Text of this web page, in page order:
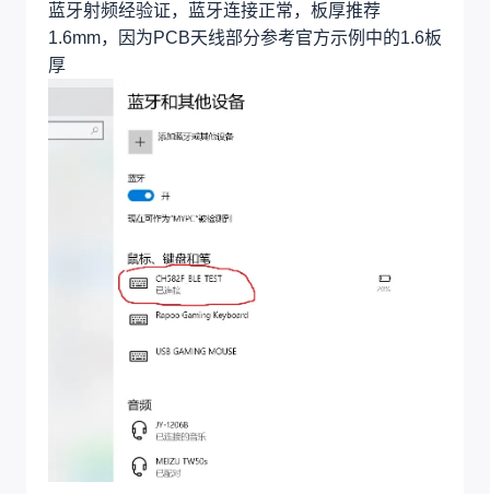
蓝牙射频经验证，蓝牙连接正常，板厚推荐
1.6mm，因为PCB天线部分参考官方示例中的1.6板
厚